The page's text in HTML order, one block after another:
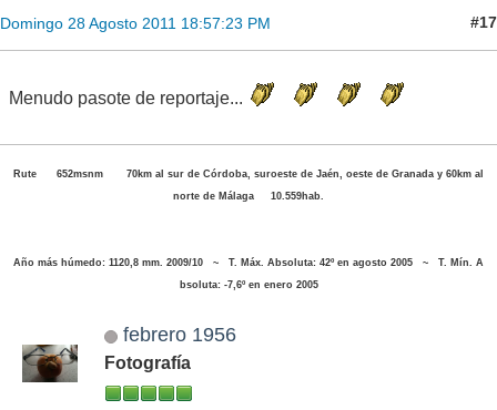
Domingo 28 Agosto 2011 18:57:23 PM #17
Menudo pasote de reportaje...
Rute 652msnm 70km al sur de Córdoba, suroeste de Jaén, oeste de Granada y 60km al
norte de Málaga 10.559hab.
Año más húmedo: 1120,8 mm. 2009/10 ~ T. Máx. Absoluta: 42º en agosto 2005 ~ T. Mín. A
bsoluta: -7,6º en enero 2005
febrero 1956
Fotografía